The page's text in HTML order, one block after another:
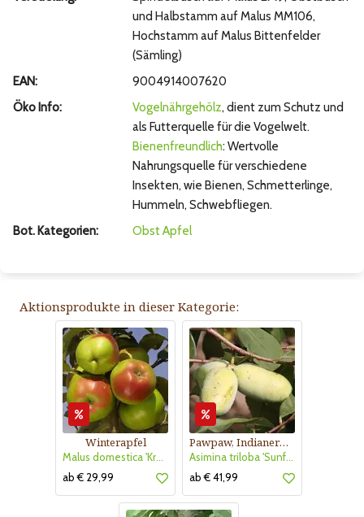
und Halbstamm auf Malus MM106,
Hochstamm auf Malus Bittenfelder
(Sämling)
EAN:
9004914007620
Öko Info:
Vogelnährgehölz, dient zum Schutz und
als Futterquelle für die Vogelwelt.
Bienenfreundlich: Wertvolle
Nahrungsquelle für verschiedene
Insekten, wie Bienen, Schmetterlinge,
Hummeln, Schwebfliegen.
Bot. Kategorien:
ObstApfel
Aktionsprodukte in dieser Kategorie:
Winterapfel
Malus domestica 'Kronprinz Rudolf'
ab € 29,99
Pawpaw, Indianerbanane
Asimina triloba 'Sunflower'
ab € 41,99